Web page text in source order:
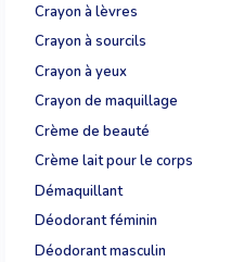
Crayon à lèvres
Crayon à sourcils
Crayon à yeux
Crayon de maquillage
Crème de beauté
Crème lait pour le corps
Démaquillant
Déodorant féminin
Déodorant masculin